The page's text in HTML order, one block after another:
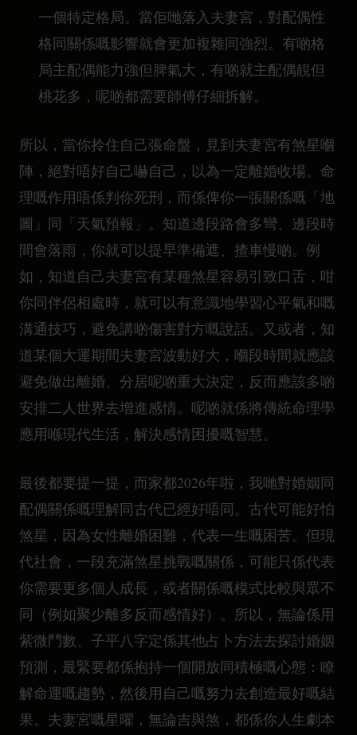
一個特定格局。當佢哋落入夫妻宮，對配偶性
格同關係嘅影響就會更加複雜同強烈。有啲格
局主配偶能力強但脾氣大，有啲就主配偶靚但
桃花多，呢啲都需要師傅仔細拆解。
所以，當你拎住自己張命盤，見到夫妻宮有煞星嗰
陣，絕對唔好自己嚇自己，以為一定離婚收場。命
理嘅作用唔係判你死刑，而係俾你一張關係嘅「地
圖」同「天氣預報」。知道邊段路會多彎、邊段時
間會落雨，你就可以提早準備遮、揸車慢啲。例
如，知道自己夫妻宮有某種煞星容易引致口舌，咁
你同伴侶相處時，就可以有意識地學習心平氣和嘅
溝通技巧，避免講啲傷害對方嘅說話。又或者，知
道某個大運期間夫妻宮波動好大，嗰段時間就應該
避免做出離婚、分居呢啲重大決定，反而應該多啲
安排二人世界去增進感情。呢啲就係將傳統命理學
應用喺現代生活，解決感情困擾嘅智慧。
最後都要提一提，而家都2026年啦，我哋對婚姻同
配偶關係嘅理解同古代已經好唔同。古代可能好怕
煞星，因為女性離婚困難，代表一生嘅困苦。但現
代社會，一段充滿煞星挑戰嘅關係，可能只係代表
你需要更多個人成長，或者關係嘅模式比較與眾不
同（例如聚少離多反而感情好）。所以，無論係用
紫微鬥數、子平八字定係其他占卜方法去探討婚姻
預測，最緊要都係抱持一個開放同積極嘅心態：瞭
解命運嘅趨勢，然後用自己嘅努力去創造最好嘅結
果。夫妻宮嘅星曜，無論吉與煞，都係你人生劇本